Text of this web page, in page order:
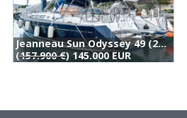
159.000 EUR